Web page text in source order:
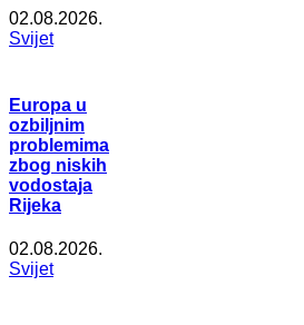
02.08.2026.
Svijet
Europa u
ozbiljnim
problemima
zbog niskih
vodostaja
Rijeka
02.08.2026.
Svijet